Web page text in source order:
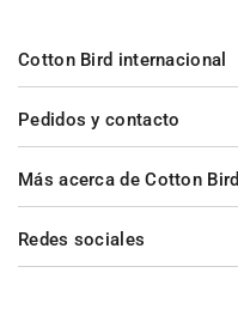
Pedidos y contacto
Más acerca de Cotton Bird
Cotton Bird internacional
Redes sociales